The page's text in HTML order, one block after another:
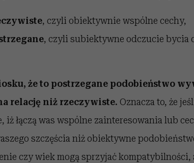
, czyli obiektywnie wspólne cechy,
, czyli subiektywne odczucie bycia
że to postrzegane podobieństwo
relację niż rzeczywiste. Oznacza to, że
łączą was wspólne zainteresowania lub
szczęścia niż obiektywne
czy wiek mogą sprzyjać